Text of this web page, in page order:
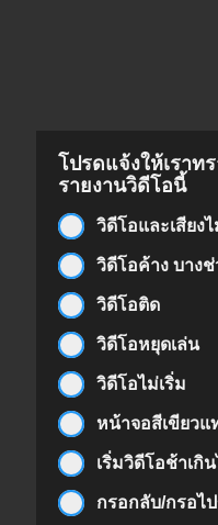
โปรดแจ้งให้เราท
รายงานวิดีโอนี้
วิดีโอและเสียง
วิดีโอค้าง บางช่
วิดีโอติด
วิดีโอหยุดเล่น
วิดีโอไม่เริ่ม
หน้าจอสีเขียวแ
เริ่มวิดีโอช้าเกิน
กรอกลับ/กรอไ